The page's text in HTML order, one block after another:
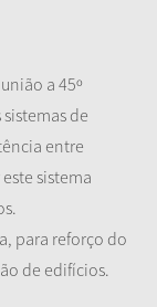
a 45º
de
entre
sistema
para reforço do
de edifícios.